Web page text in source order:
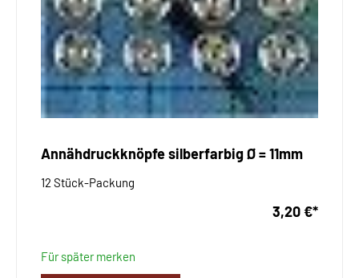
Annähdruckknöpfe silberfarbig Ø = 11mm
12 Stück-Packung
3,20 €*
Für später merken